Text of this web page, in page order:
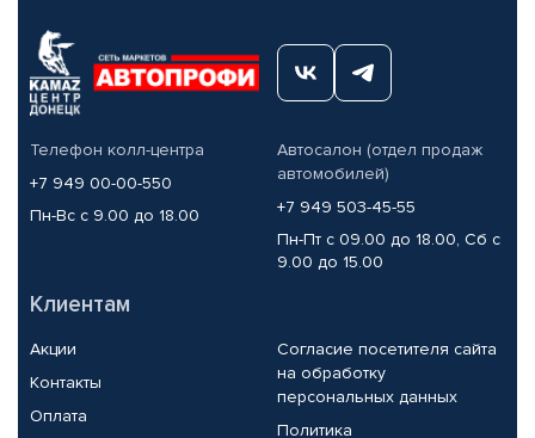
Телефон колл-центра
+7 949 00-00-550
Пн-Вс с 9.00 до 18.00
Автосалон (отдел продаж
автомобилей)
+7 949 503-45-55
Пн-Пт с 09.00 до 18.00, Сб с
9.00 до 15.00
Клиентам
Акции
Контакты
Оплата
Согласие посетителя сайта
на обработку
персональных данных
Политика